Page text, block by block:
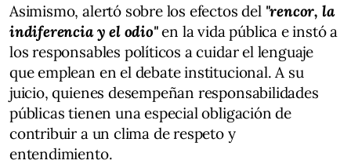
Asimismo, alertó sobre los efectos del "rencor, la
indiferencia y el odio"en la vida pública e instó a
los responsables políticos a cuidar el lenguaje
que emplean en el debate institucional. A su
juicio, quienes desempeñan responsabilidades
públicas tienen una especial obligación de
contribuir a un clima de respeto y
entendimiento.